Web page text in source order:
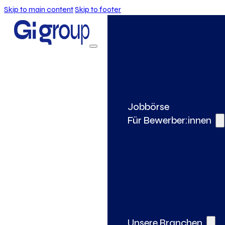
Skip to main contentSkip to footer
Jobbörse
Für Bewerber:innen